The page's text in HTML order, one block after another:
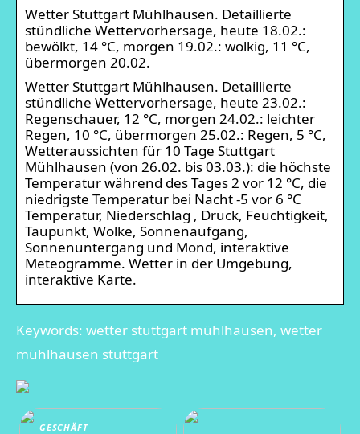
Wetter Stuttgart Mühlhausen. Detaillierte
stündliche Wettervorhersage, heute 18.02.:
bewölkt, 14 °C, morgen 19.02.: wolkig, 11 °C,
übermorgen 20.02.
Wetter Stuttgart Mühlhausen. Detaillierte
stündliche Wettervorhersage, heute 23.02.:
Regenschauer, 12 °C, morgen 24.02.: leichter
Regen, 10 °C, übermorgen 25.02.: Regen, 5 °C,
Wetteraussichten für 10 Tage Stuttgart
Mühlhausen (von 26.02. bis 03.03.): die höchste
Temperatur während des Tages 2 vor 12 °C, die
niedrigste Temperatur bei Nacht -5 vor 6 °C
Temperatur, Niederschlag , Druck, Feuchtigkeit,
Taupunkt, Wolke, Sonnenaufgang,
Sonnenuntergang und Mond, interaktive
Meteogramme. Wetter in der Umgebung,
interaktive Karte.
Keywords: wetter stuttgart mühlhausen, wetter
mühlhausen stuttgart
GESCHÄFT